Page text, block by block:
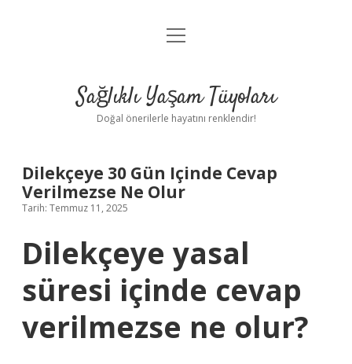
Anasayfa
Yasal Uyarı
menüyü
Sağlıklı Yaşam Tüyoları
Doğal önerilerle hayatını renklendir!
Dilekçeye 30 Gün Içinde Cevap
Verilmezse Ne Olur
Tarih: Temmuz 11, 2025
Dilekçeye yasal
süresi içinde cevap
verilmezse ne olur?